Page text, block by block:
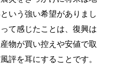
いう強い希望がありまし
て感じたことは、復興は
物が買い控えや安値で取
評を耳にすることです。